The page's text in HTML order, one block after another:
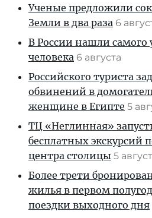
Ученые предложили
Земли в два раза 6
В России нашли самого
человека 6 августа
Российского туриста
обвинений в
женщине в Египте 5
ТЦ «Неглинная»
бесплатных экскурсий
центра столицы 5
Более трети
жилья в первом
поездки выходного дня